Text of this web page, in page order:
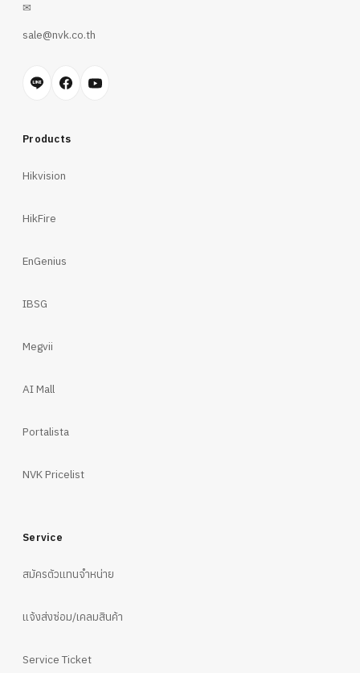
✉
sale@nvk.co.th
Products
Hikvision
HikFire
EnGenius
IBSG
Megvii
AI Mall
Portalista
NVK Pricelist
Service
สมัครตัวแทนจำหน่าย
แจ้งส่งซ่อม/เคลมสินค้า
Service Ticket